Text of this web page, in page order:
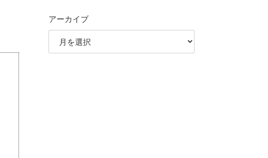
アーカイブ